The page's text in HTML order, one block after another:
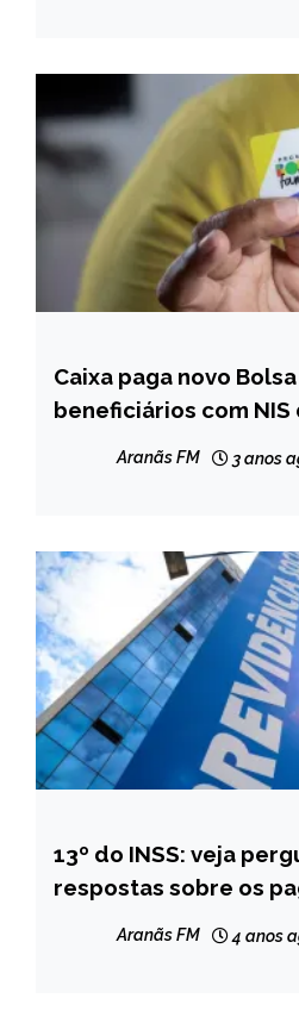
BRASIL
NOTÍCIAS
Caixa paga novo
beneficiários com NIS
Aranãs FM 3 anos
BRASIL
NOTÍCIAS
13º do INSS: veja
respostas sobre os
Aranãs FM 4 anos